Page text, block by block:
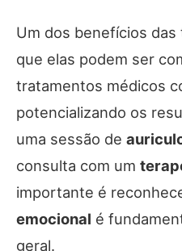
Um dos benefícios
que elas podem ser
tratamentos médicos
potencializando os
uma sessão de
consulta com um
importante é
emocional é
geral.